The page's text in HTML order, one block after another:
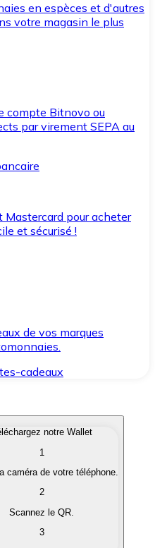
en espèces et d'autres
votre magasin le plus
compte Bitnovo ou
par virement SEPA au
Mastercard pour acheter
et sécurisé !
de vos marques
cadeaux
qui vous intéressent
en monnaie
notre Wallet
1
caméra de votre téléphone.
2
Scannez le QR.
3